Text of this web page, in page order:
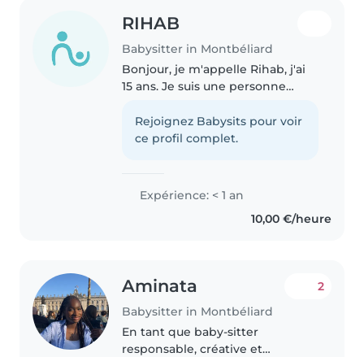
RIHAB
Babysitter in Montbéliard
Bonjour, je m'appelle Rihab, j'ai
15 ans. Je suis une personne
l'écoute. J'adore les enfants et
j'aime passer du temps avec eux,
Rejoignez Babysits pour voir
ce profil complet.
Expérience: < 1 an
10,00 €/heure
Aminata
Babysitter in Montbéliard
2
En tant que baby-sitter
responsable, créative et